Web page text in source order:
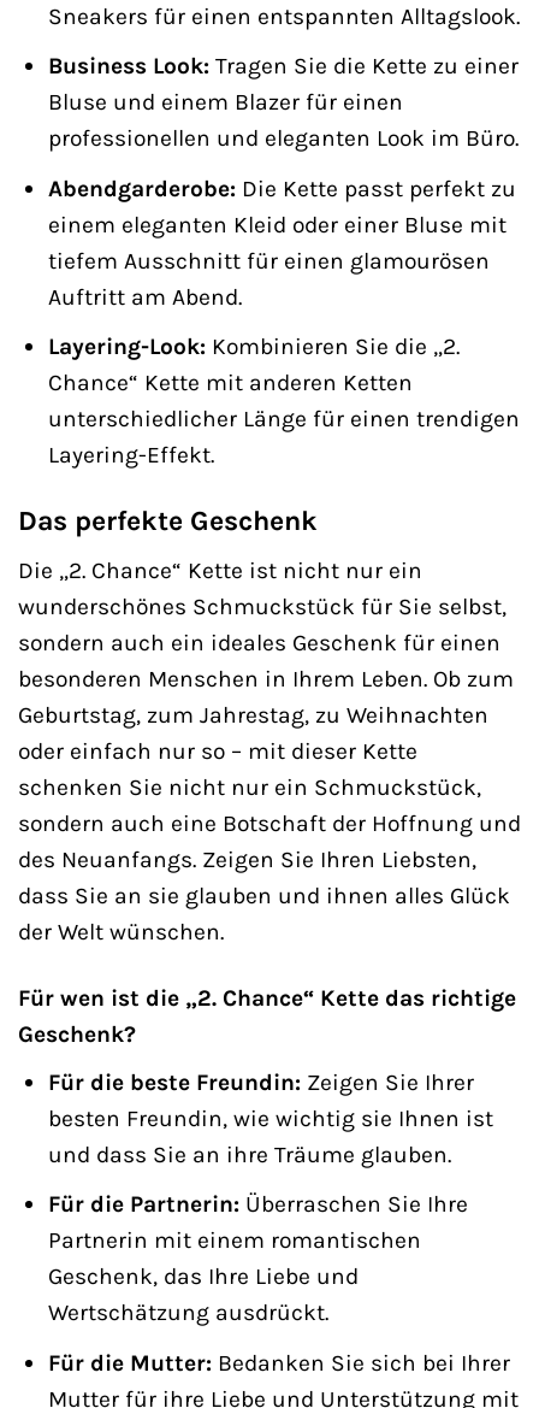
Sneakers für einen entspannten Alltagslook.
Business Look:Tragen Sie die Kette zu einer
Bluse und einem Blazer für einen
professionellen und eleganten Look im Büro.
Abendgarderobe:Die Kette passt perfekt zu
einem eleganten Kleid oder einer Bluse mit
tiefem Ausschnitt für einen glamourösen
Auftritt am Abend.
Layering-Look:Kombinieren Sie die „2.
Chance“ Kette mit anderen Ketten
unterschiedlicher Länge für einen trendigen
Layering-Effekt.
Das perfekte Geschenk
Die „2. Chance“ Kette ist nicht nur ein
wunderschönes Schmuckstück für Sie selbst,
sondern auch ein ideales Geschenk für einen
besonderen Menschen in Ihrem Leben. Ob zum
Geburtstag, zum Jahrestag, zu Weihnachten
oder einfach nur so – mit dieser Kette
schenken Sie nicht nur ein Schmuckstück,
sondern auch eine Botschaft der Hoffnung und
des Neuanfangs. Zeigen Sie Ihren Liebsten,
dass Sie an sie glauben und ihnen alles Glück
der Welt wünschen.
Für wen ist die „2. Chance“ Kette das richtige
Geschenk?
Für die beste Freundin:Zeigen Sie Ihrer
besten Freundin, wie wichtig sie Ihnen ist
und dass Sie an ihre Träume glauben.
Für die Partnerin:Überraschen Sie Ihre
Partnerin mit einem romantischen
Geschenk, das Ihre Liebe und
Wertschätzung ausdrückt.
Für die Mutter:Bedanken Sie sich bei Ihrer
Mutter für ihre Liebe und Unterstützung mit